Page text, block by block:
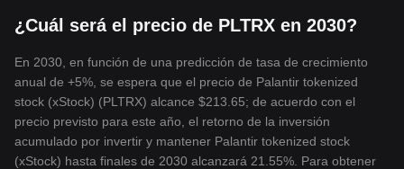
¿Cuál será el precio de PLTRX en 2030?
En 2030, en función de una predicción de tasa de crecimiento
anual de +5%, se espera que el precio de Palantir tokenized
stock (xStock) (PLTRX) alcance $213.65; de acuerdo con el
precio previsto para este año, el retorno de la inversión
acumulado por invertir y mantener Palantir tokenized stock
(xStock) hasta finales de 2030 alcanzará 21.55%. Para obtener